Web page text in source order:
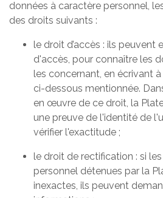
données à caractère personnel,
des droits suivants :
le droit d’accès : ils peuvent
d'accès, pour connaître les
les concernant, en écrivant
ci-dessous mentionnée.
en œuvre de ce droit, la
une preuve de l'identité de
vérifier l'exactitude ;
le droit de rectification : si
personnel détenues par la
inexactes, ils peuvent